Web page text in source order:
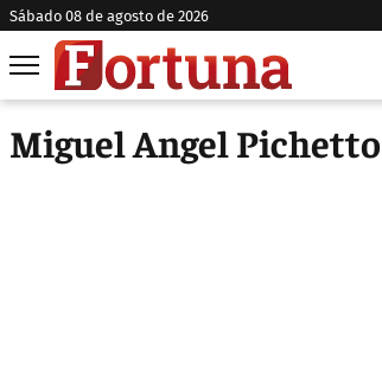
sábado 08 de agosto de 2026
Miguel Angel Pichetto